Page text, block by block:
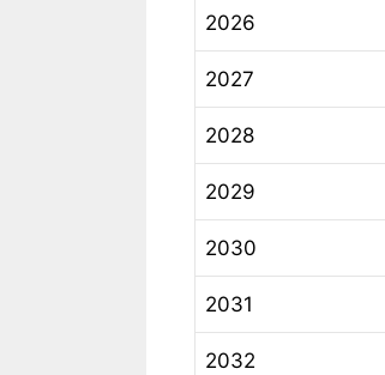
2026
2027
2028
2029
2030
2031
2032